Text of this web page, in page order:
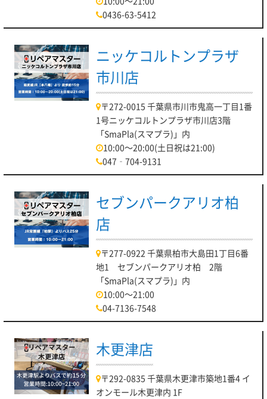
0436-63-5412
ニッケコルトンプラザ
市川店
〒272-0015 千葉県市川市鬼高一丁目1番
1号ニッケコルトンプラザ市川店3階
「SmaPla(スマプラ)」内
10:00～20:00(土日祝は21:00)
047‐704-9131
セブンパークアリオ柏
店
〒277-0922 千葉県柏市大島田1丁目6番
地1 セブンパークアリオ柏 2階
「SmaPla(スマプラ)」内
10:00～21:00
04-7136-7548
木更津店
〒292-0835 千葉県木更津市築地1番4 イ
オンモール木更津内 1F